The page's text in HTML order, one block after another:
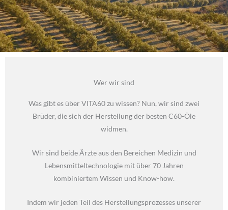
Wer wir sind
Was gibt es über VITA60 zu wissen? Nun, wir sind zwei
Brüder, die sich der Herstellung der besten C60-Öle
widmen.
Wir sind beide Ärzte aus den Bereichen Medizin und
Lebensmitteltechnologie mit über 70 Jahren
kombiniertem Wissen und Know-how.
Indem wir jeden Teil des Herstellungsprozesses unserer